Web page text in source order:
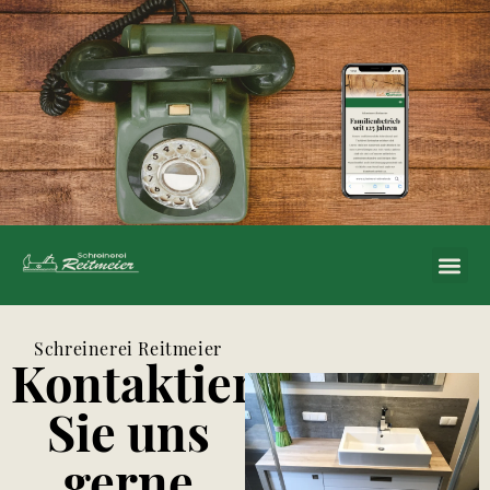
Schreinerei Reitmeier
Kontaktieren
Sie uns